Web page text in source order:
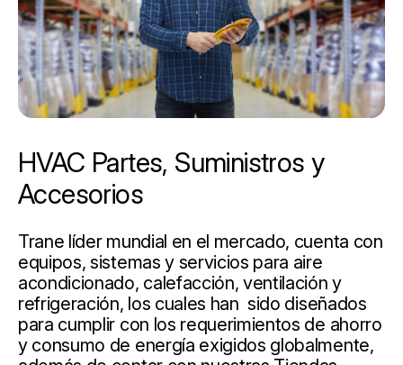
HVAC Partes, Suministros y
Accesorios
Trane líder mundial en el mercado, cuenta con
equipos, sistemas y servicios para aire
acondicionado, calefacción, ventilación y
refrigeración, los cuales han sido diseñados
para cumplir con los requerimientos de ahorro
y consumo de energía exigidos globalmente,